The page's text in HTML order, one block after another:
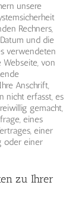
unsere
Rechners,
und die
verwendeten
von
Anschrift,
nicht erfasst, es
gemacht,
eines
einer
oder einer
zu Ihrer